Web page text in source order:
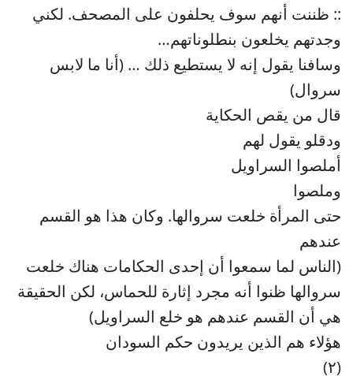
:: ظننت أنهم سوف يحلفون على المصحف. لكني
وجدتهم يخلعون بنطلوناتهم…
وسافنا يقول إنه لا يستطيع ذلك … (أنا ما لابس
سروال)
قال من يقص الحكاية
ودقلو يقول لهم
أملصوا السراويل
وملصوا
حتى المرأة خلعت سروالها. وكان هذا هو القسم
عندهم
(الناس لما سمعوا أن إحدى الحكامات هناك خلعت
سروالها ظنوا أنه مجرد إثارة للحماس، لكن الحقيقة
هي أن القسم عندهم هو خلع السراويل)
هؤلاء هم الذين يريدون حكم السودان
(٢)